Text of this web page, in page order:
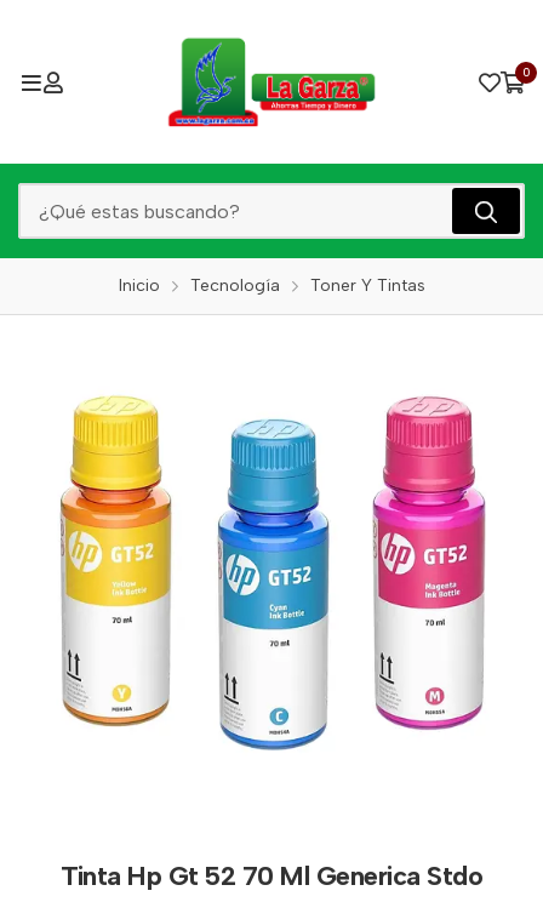
0
Inicio Tecnología Toner Y Tintas
Tinta Hp Gt 52 70 Ml Generica Stdo